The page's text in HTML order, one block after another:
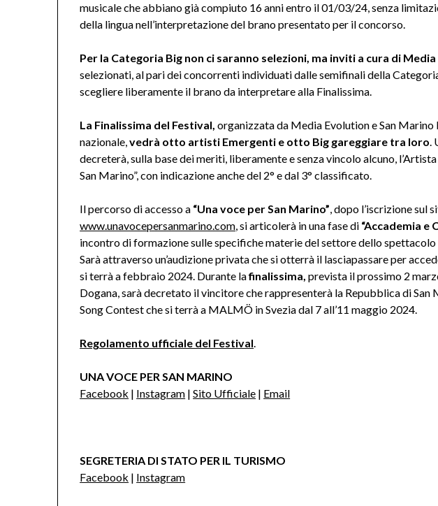
musicale che abbiano già compiuto 16 anni entro il 01/03/24, senza
della lingua nell’interpretazione del brano presentato per il concorso.
Per la Categoria Big non ci saranno selezioni, ma inviti a cura di
selezionati, al pari dei concorrenti individuati dalle semifinali della
scegliere liberamente il brano da interpretare alla Finalissima.
La Finalissima del Festival,organizzata da Media Evolution e San
nazionale,vedrà otto artisti Emergenti e otto Big gareggiare tra loro.
decreterà, sulla base dei meriti, liberamente e senza vincolo alcuno,
San Marino”, con indicazione anche del 2° e dal 3° classificato.
Il percorso di accesso a “Una voce per San Marino”, dopo l’iscrizione sul
www.unavocepersanmarino.com, si articolerà in una fase di “Accademia e
incontro di formazione sulle specifiche materie del settore dello spettacolo
Sarà attraverso un’audizione privata che si otterrà il lasciapassare per
si terrà a febbraio 2024. Durante lafinalissima,prevista il prossimo 2
Dogana, sarà decretato il vincitore che rappresenterà la Repubblica di San
Song Contest che si terrà a MALMÖ in Svezia dal 7 all’11 maggio 2024.
Regolamento ufficiale del Festival.
UNA VOCE PER SAN MARINO
Facebook | Instagram |Sito Ufficiale | Email
SEGRETERIA DI STATO PER IL TURISMO
Facebook | Instagram